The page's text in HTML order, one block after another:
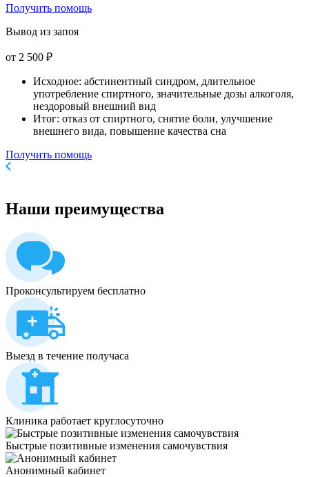
Получить помощь
Вывод из запоя
от 2 500 ₽
Исходное: абстинентный синдром, длительное
употребление спиртного, значительные дозы алкоголя,
нездоровый внешний вид
Итог: отказ от спиртного, снятие боли, улучшение
внешнего вида, повышение качества сна
Получить помощь
Наши преимущества
Проконсультируем бесплатно
Выезд в течение получаса
Клиника работает круглосуточно
Быстрые позитивные изменения самочувствия
Анонимный кабинет